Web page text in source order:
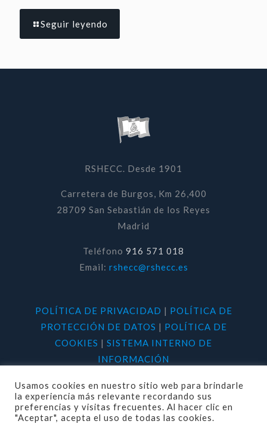
Seguir leyendo
RSHECC. Desde 1901
Carretera de Burgos, Km 26,400
28709 San Sebastián de los Reyes
Madrid
Teléfono 916 571 018
Email: rshecc@rshecc.es
POLÍTICA DE PRIVACIDAD | POLÍTICA DE
PROTECCIÓN DE DATOS | POLÍTICA DE
COOKIES | SISTEMA INTERNO DE
INFORMACIÓN
Usamos cookies en nuestro sitio web para brindarle
la experiencia más relevante recordando sus
preferencias y visitas frecuentes. Al hacer clic en
"Aceptar", acepta el uso de todas las cookies.